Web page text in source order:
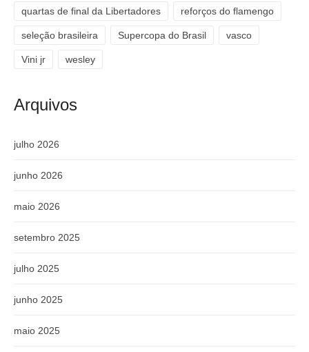
quartas de final da Libertadores reforços do flamengo
seleção brasileira Supercopa do Brasil vasco
Vini jr wesley
Arquivos
julho 2026
junho 2026
maio 2026
setembro 2025
julho 2025
junho 2025
maio 2025